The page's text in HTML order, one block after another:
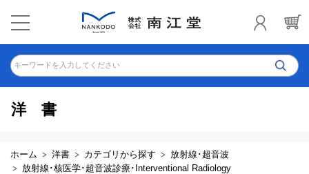
キーワードを入力してください
洋書
ホーム 洋書 カテゴリから探す
放射線･超音波
放射線･核医学･超音波診療･Interventional Radiology